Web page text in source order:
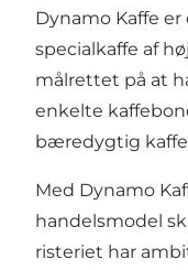
Dynamo Kaffe
specialkaffe af
målrettet på at
enkelte
bæredygtig
Med Dynamo
handelsmodel
risteriet har